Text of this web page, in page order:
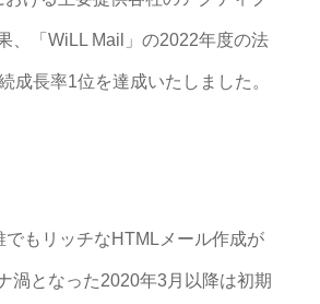
、「WiLL Mail」の2022年度の法
成長率1位を達成いたしました。
もリッチなHTMLメール作成が
渦となった2020年3月以降は初期